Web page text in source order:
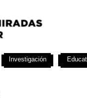
Investigación